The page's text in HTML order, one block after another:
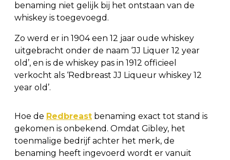
benaming niet gelijk bij het ontstaan van de
whiskey is toegevoegd.
Zo werd er in 1904 een 12 jaar oude whiskey
uitgebracht onder de naam ‘JJ Liquer 12 year
old’, en is de whiskey pas in 1912 officieel
verkocht als ‘Redbreast JJ Liqueur whiskey 12
year old’.
Hoe de Redbreast benaming exact tot stand is
gekomen is onbekend. Omdat Gibley, het
toenmalige bedrijf achter het merk, de
benaming heeft ingevoerd wordt er vanuit